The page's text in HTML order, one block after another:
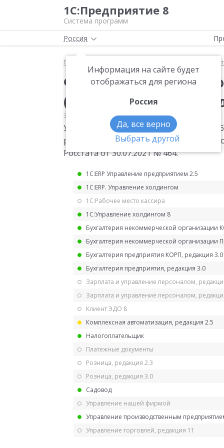
1С:Предприятие 8
Система программ
Россия
Информация на сайте будет
отображаться для региона
Россия
Да, все верно
Выбрать другой
Главная
Форма
(ресурсы) для 2022
30.07.2021 Статистика
Утверждена форма статистического
ресурсоснабжающих организаций в
Росстата от 30.07.2021 № 464.
1С:ERP Управление предприятием 2.5
1С:ERP. Управление холдингом
1С:Рабочее место кассира
1С:Управление холдингом 8
Бухгалтерия некоммерческой организации
Бухгалтерия некоммерческой организации
Бухгалтерия предприятия КОРП, редакция 3.0
Бухгалтерия предприятия, редакция 3.0
Зарплата и управление персоналом,
Зарплата и управление персоналом,
Клиент ЭДО 8
Комплексная автоматизация, редакция 2.5
Налогоплательщик
Платежные документы
Розница, редакция 2.3
Розница, редакция 3.0
Садовод
Управление нашей фирмой
Управление производственным
Управление торговлей, редакция 11